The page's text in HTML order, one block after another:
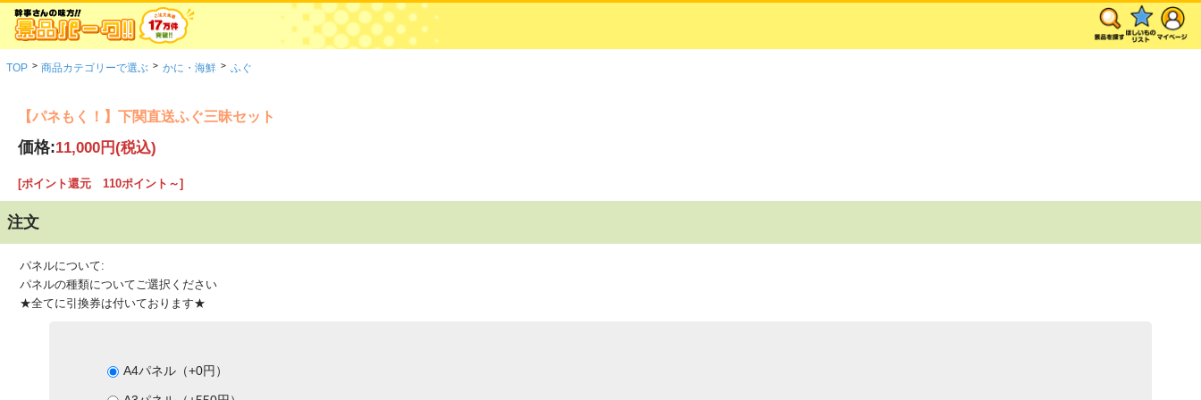
TOP > 商品カテゴリーで選ぶ > かに・海鮮 > ふぐ
【パネもく！】下関直送ふぐ三昧セット
価格:11,000円(税込)
[ポイント還元 110ポイント～]
注文
パネルについて:
パネルの種類についてご選択ください
★全てに引換券は付いております★
A4パネル（+0円）